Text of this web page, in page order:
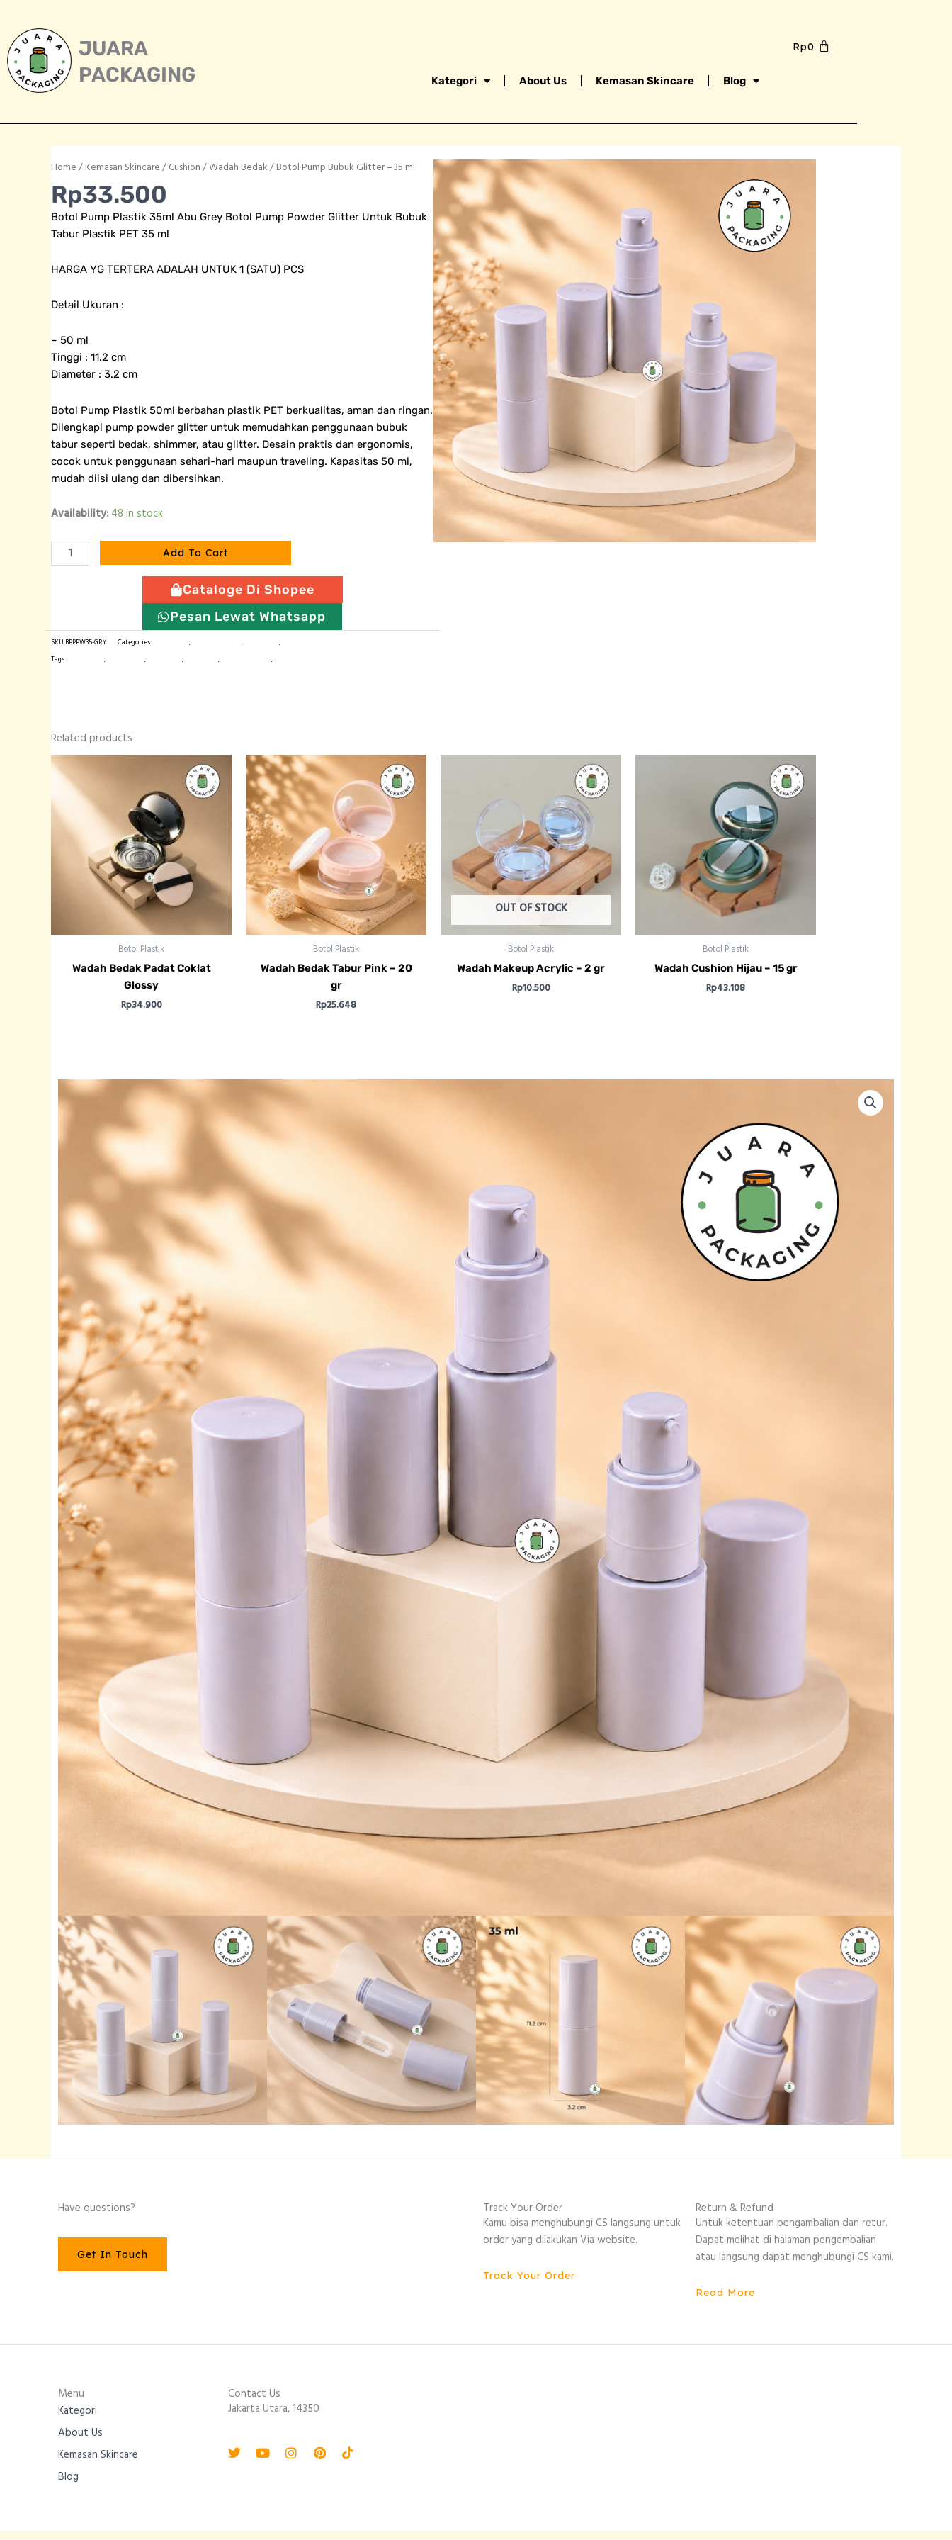
content
JUARA
PACKAGING
Rp0
Kategori About Us Kemasan Skincare Blog
Home/Kemasan Skincare/Cushion / Wadah Bedak/ Botol Pump Bubuk Glitter – 35 ml
Rp33.500
Botol Pump Plastik 35ml Abu Grey Botol Pump Powder Glitter Untuk Bubuk
Tabur Plastik PET 35 ml
HARGA YG TERTERA ADALAH UNTUK 1 (SATU) PCS
Detail Ukuran :
– 50 ml
Tinggi : 11.2 cm
Diameter : 3.2 cm
Botol Pump Plastik 50ml berbahan plastik PET berkualitas, aman dan ringan.
Dilengkapi pump powder glitter untuk memudahkan penggunaan bubuk
tabur seperti bedak, shimmer, atau glitter. Desain praktis dan ergonomis,
cocok untuk penggunaan sehari-hari maupun traveling. Kapasitas 50 ml,
mudah diisi ulang dan dibersihkan.
Availability: 48 in stock
Botol
Bubuk
Glitter
quantity
Add To Cart
Cataloge Di Shopee
Pesan Lewat Whatsapp
SKU BPPPW35-GRY Categories , , ,
Tags
, , , , ,
Related products
Botol Plastik
Wadah Bedak Padat Coklat
Glossy
Rp34.900
Botol Plastik
Wadah Bedak Tabur Pink – 20
gr
Rp25.648
OUT OF STOCK
Botol Plastik
Wadah Makeup Acrylic – 2 gr
Rp10.500
Botol Plastik
Wadah Cushion Hijau – 15 gr
Rp43.108
Have questions?
Get In Touch
Track Your Order
Kamu bisa menghubungi CS langsung untuk
order yang dilakukan Via website.
Track Your Order
Return & Refund
Untuk ketentuan pengambalian dan retur.
Dapat melihat di halaman pengembalian
atau langsung dapat menghubungi CS kami.
Read More
Menu
Kategori
About Us
Kemasan Skincare
Blog
Contact Us
Jakarta Utara, 14350
InstagramPinterestTiktok